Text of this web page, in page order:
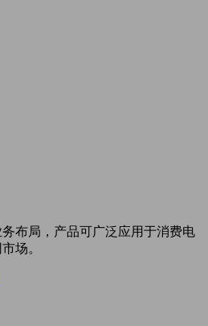
布局，产品可广泛应用于消费电
场。